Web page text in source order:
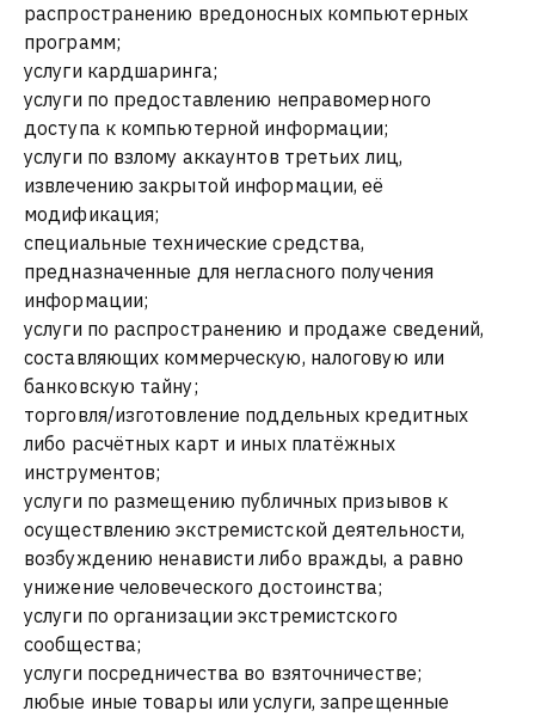
распространению вредоносных компьютерных
программ;
услуги кардшаринга;
услуги по предоставлению неправомерного
доступа к компьютерной информации;
услуги по взлому аккаунтов третьих лиц,
извлечению закрытой информации, её
модификация;
специальные технические средства,
предназначенные для негласного получения
информации;
услуги по распространению и продаже сведений,
составляющих коммерческую, налоговую или
банковскую тайну;
торговля/изготовление поддельных кредитных
либо расчётных карт и иных платёжных
инструментов;
услуги по размещению публичных призывов к
осуществлению экстремистской деятельности,
возбуждению ненависти либо вражды, а равно
унижение человеческого достоинства;
услуги по организации экстремистского
сообщества;
услуги посредничества во взяточничестве;
любые иные товары или услуги, запрещенные